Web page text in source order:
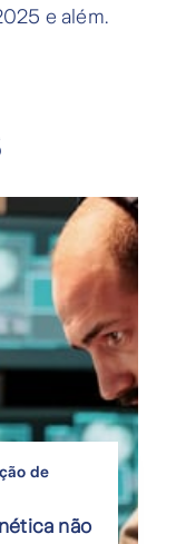
e além.
de
não